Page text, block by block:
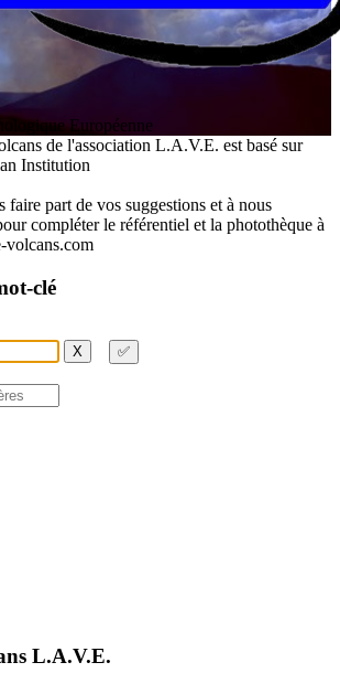
Européenne
de l'association L.A.V.E. est basé sur
Institution
faire part de vos suggestions et à nous
compléter le référentiel et la photothèque à
volcans.com
clé
X ✅
L.A.V.E.